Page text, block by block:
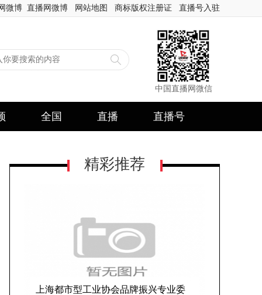
微博 直播网微博 网站地图 商标版权注册证 直播号入驻
中国直播网微信
全国 直播 直播号
精彩推荐
上海都市型工业协会品牌振兴专业委